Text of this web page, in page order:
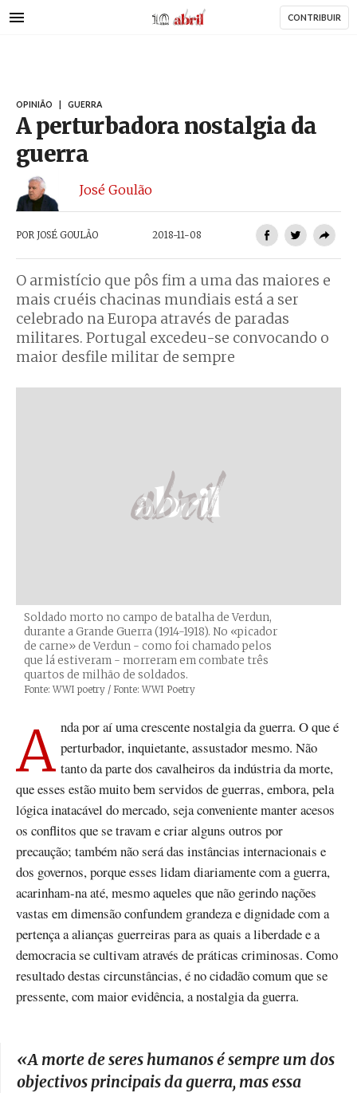
para
AbrilAbril CONTRIBUIR
OPINIÃO GUERRA
A perturbadora nostalgia da
guerra
José Goulão
POR JOSÉ GOULÃO 2018-11-08
O armistício que pôs fim a uma das maiores e
mais cruéis chacinas mundiais está a ser
celebrado na Europa através de paradas
militares. Portugal excedeu-se convocando o
maior desfile militar de sempre
Soldado morto no campo de batalha de Verdun,
durante a Grande Guerra (1914-1918). No «picador
de carne» de Verdun - como foi chamado pelos
que lá estiveram - morreram em combate três
quartos de milhão de soldados.
Créditos
Fonte: WWI poetry / Fonte: WWI Poetry
Anda por aí uma crescente nostalgia da guerra. O que é perturbador, inquietante, assustador mesmo. Não
tanto da parte dos cavalheiros da indústria da morte,
que esses estão muito bem servidos de guerras, embora, pela
lógica inatacável do mercado, seja conveniente manter acesos
os conflitos que se travam e criar alguns outros por
precaução; também não será das instâncias internacionais e
dos governos, porque esses lidam diariamente com a guerra,
acarinham-na até, mesmo aqueles que não gerindo nações
vastas em dimensão confundem grandeza e dignidade com a
pertença a alianças guerreiras para as quais a liberdade e a
democracia se cultivam através de práticas criminosas. Como
resultado destas circunstâncias, é no cidadão comum que se
pressente, com maior evidência, a nostalgia da guerra.
«A morte de seres humanos é sempre um dos
objectivos principais da guerra, mas essa